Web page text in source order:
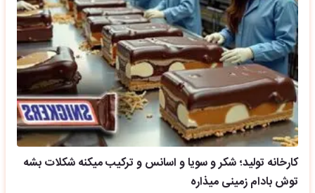
کارخانه تولید؛ شکر و سویا و اسانس و ترکیب میکنه شکلات بشه
توش بادام زمینی میذاره